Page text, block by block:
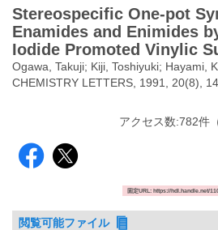
Stereospecific One-pot
Enamides and Enimides
Iodide Promoted Vinylic
Ogawa, Takuji; Kiji, Toshiyuki; Hayami,
CHEMISTRY LETTERS, 1991, 20(8),
アクセス数:782件
固定URL: https://hdl.handle.net/
閲覧可能ファイル